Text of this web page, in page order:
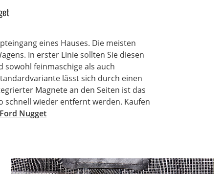
eines Hauses. Die meisten
In erster Linie sollten Sie diesen
sowohl feinmaschige als auch
lässt sich durch einen
Magnete an den Seiten ist das
wieder entfernt werden. Kaufen
Nugget